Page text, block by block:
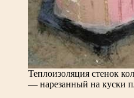
Теплоизоляция стенок
— нарезанный на куски